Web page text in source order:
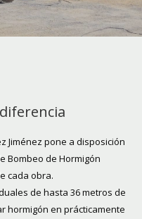
Jiménez pone a disposición
Bombeo de Hormigón
cada obra.
de hasta 36 metros de
hormigón en prácticamente